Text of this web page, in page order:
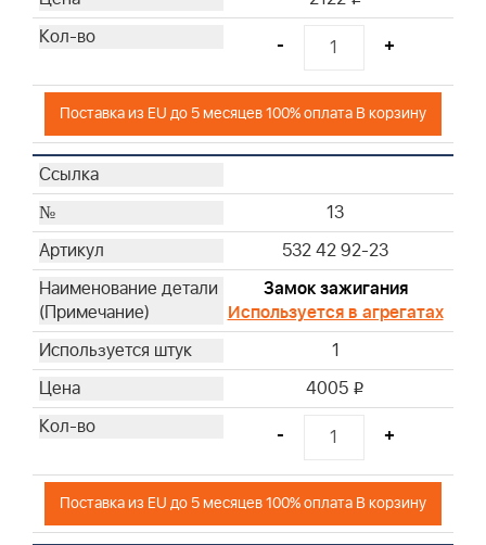
- +
Поставка из EU до 5 месяцев 100% оплата В корзину
13
532 42 92-23
Замок зажигания
Используется в агрегатах
1
4005 i
- +
Поставка из EU до 5 месяцев 100% оплата В корзину